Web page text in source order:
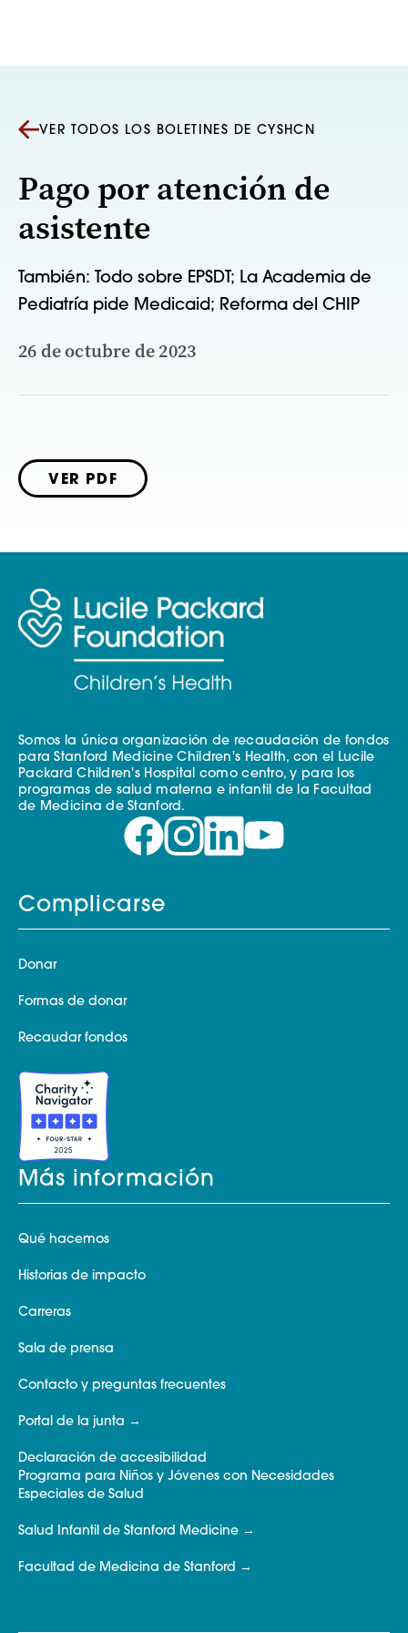
VER TODOS LOS BOLETINES DE CYSHCN
Pago por atención de
asistente
También: Todo sobre EPSDT; La Academia de
Pediatría pide Medicaid; Reforma del CHIP
26 de octubre de 2023
VER PDF
Somos la única organización de recaudación de fondos
para Stanford Medicine Children's Health, con el Lucile
Packard Children's Hospital como centro, y para los
programas de salud materna e infantil de la Facultad
de Medicina de Stanford.
Complicarse
Donar
Formas de donar
Recaudar fondos
Más información
Qué hacemos
Historias de impacto
Carreras
Sala de prensa
Contacto y preguntas frecuentes
Portal de la junta
Declaración de accesibilidad
Programa para Niños y Jóvenes con Necesidades
Especiales de Salud
Salud Infantil de Stanford Medicine
Facultad de Medicina de Stanford